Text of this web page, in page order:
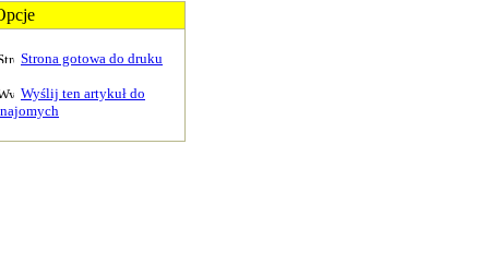
Strona gotowa do druku
Wyślij ten artykuł do